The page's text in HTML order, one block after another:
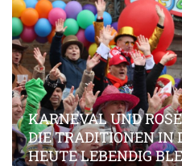
KARNEVAL UND
DIE TRADITIONEN IN
HEUTE LEBENDIG